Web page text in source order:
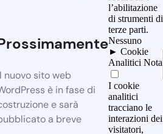
nuovo sito web
è in fase di
e sarà
a breve
l’abilitazione
di strumenti di
terze parti.
Nessuno
► Cookie
Analitici Nota
I cookie
analitici
tracciano le
interazioni dei
visitatori,